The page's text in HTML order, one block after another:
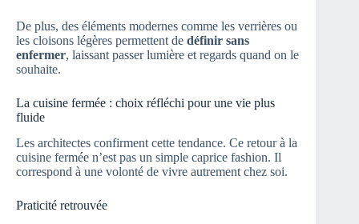
De plus, des éléments modernes comme les verrières ou
les cloisons légères permettent de définir sans
enfermer, laissant passer lumière et regards quand on le
souhaite.
La cuisine fermée : choix réfléchi pour une vie plus
fluide
Les architectes confirment cette tendance. Ce retour à la
cuisine fermée n’est pas un simple caprice fashion. Il
correspond à une volonté de vivre autrement chez soi.
Praticité retrouvée